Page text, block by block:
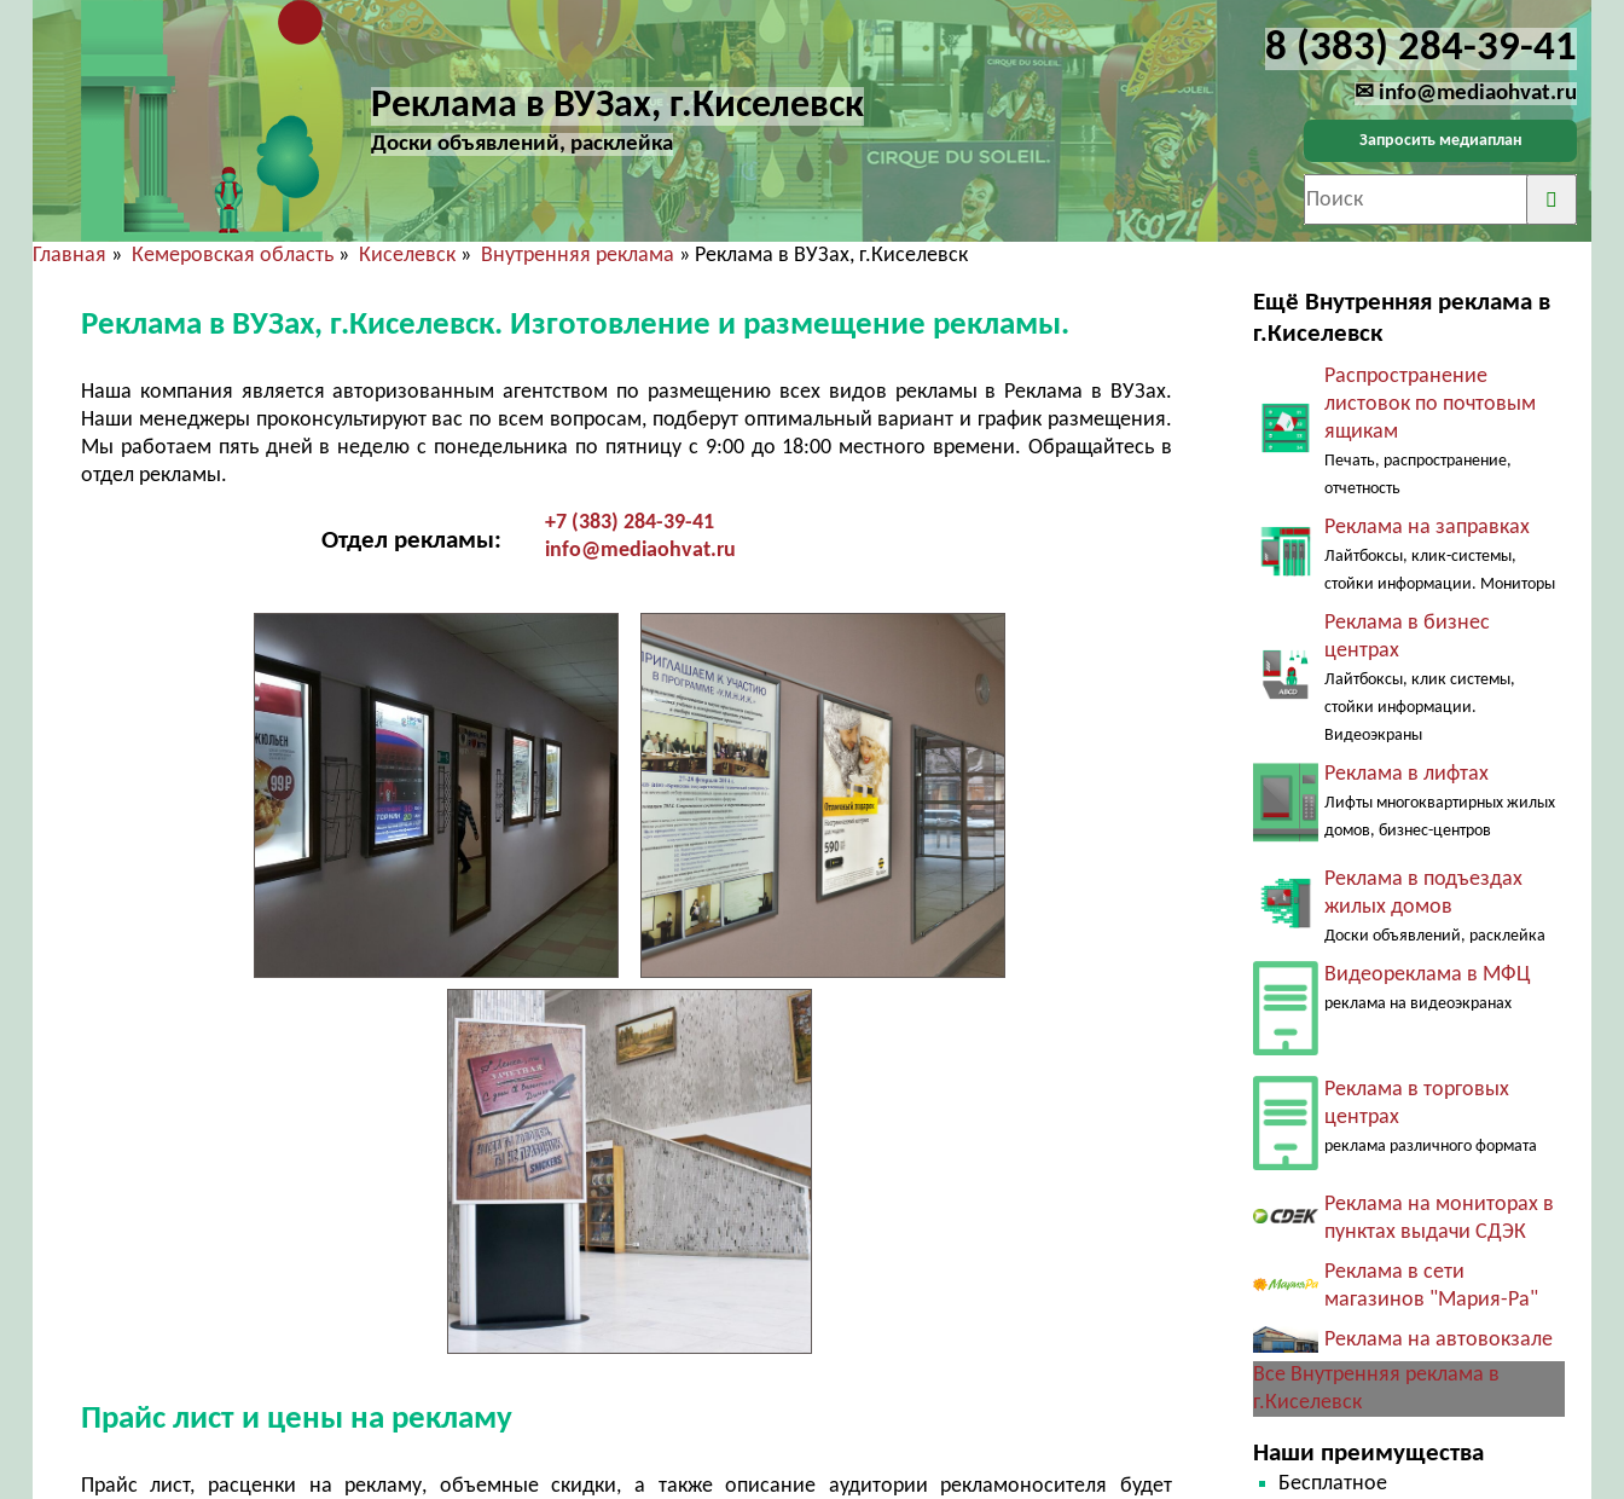
Реклама в ВУЗах, г.Киселевск
Доски объявлений, расклейка
8 (383) 284-39-41
✉ info@mediaohvat.ru
Запросить медиаплан
Главная » Кемеровская область» Киселевск» Внутренняя реклама » Реклама в ВУЗах, г.Киселевск
Реклама в ВУЗах, г.Киселевск. Изготовление и размещение рекламы.
Наша компания является авторизованным агентством по размещению всех видов рекламы в Реклама в ВУЗах.
Наши менеджеры проконсультируют вас по всем вопросам, подберут оптимальный вариант и график размещения.
Мы работаем пять дней в неделю с понедельника по пятницу с 9:00 до 18:00 местного времени. Обращайтесь в
отдел рекламы.
Отдел рекламы:
+7 (383) 284-39-41
info@mediaohvat.ru
Прайс лист и цены на рекламу
Прайс лист, расценки на рекламу, объемные скидки, а также описание аудитории рекламоносителя будет
Ещё Внутренняя реклама в
г.Киселевск
Распространение
листовок по почтовым
ящикам
Печать, распространение,
отчетность
Реклама на заправках
Лайтбоксы, клик-системы,
стойки информации. Мониторы
Реклама в бизнес
центрах
Лайтбоксы, клик системы,
стойки информации.
Видеоэкраны
Реклама в лифтах
Лифты многоквартирных жилых
домов, бизнес-центров
Реклама в подъездах
жилых домов
Доски объявлений, расклейка
Видеореклама в МФЦ
реклама на видеоэкранах
Реклама в торговых
центрах
реклама различного формата
Реклама на мониторах в
пунктах выдачи СДЭК
Реклама в сети
магазинов "Мария-Ра"
Реклама на автовокзале
Все Внутренняя реклама в
г.Киселевск
Наши преимущества
Бесплатное